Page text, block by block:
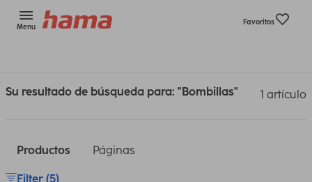
Menu
Favoritos
Su resultado de búsqueda para: "Bombillas" 1 artículo
Productos Páginas
Filter (5)